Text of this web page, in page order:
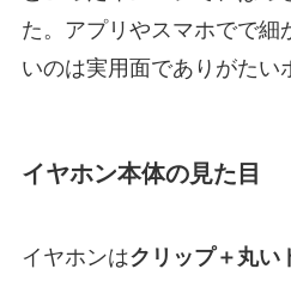
た。アプリやスマホでで細
いのは実用面でありがたい
イヤホン本体の見た目
イヤホンはクリップ＋丸い